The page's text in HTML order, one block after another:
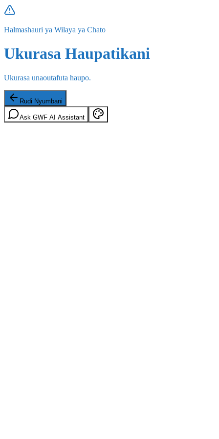
Halmashauri ya Wilaya ya Chato
Ukurasa Haupatikani
Ukurasa unaoutafuta haupo.
Rudi Nyumbani
Ask GWF AI Assistant